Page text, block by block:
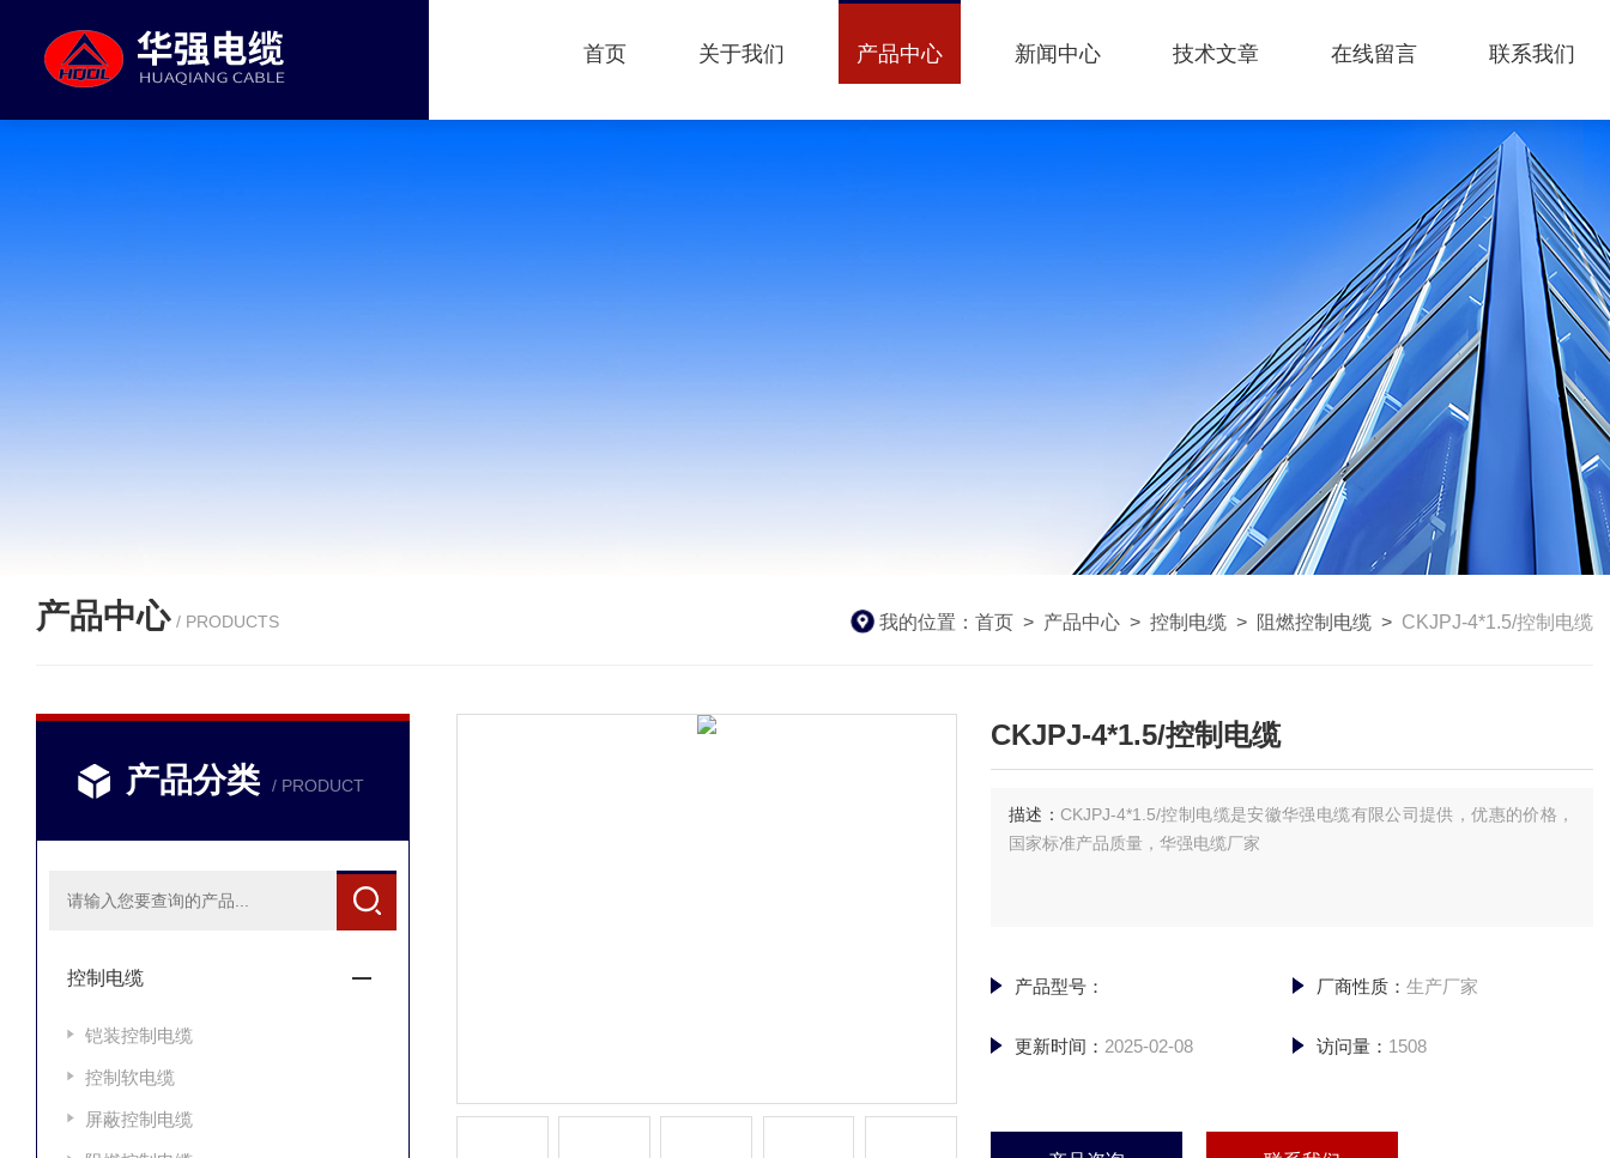
首页 关于我们 产品中心 新闻中心 技术文章 在线留言 联系我们
产品中心 / PRODUCTS 我的位置： 首页 > 产品中心 > 控制电缆 > 阻燃控制电缆 > CKJPJ-4*1.5/控制电缆
产品分类 / PRODUCT
控制电缆
铠装控制电缆
控制软电缆
屏蔽控制电缆
CKJPJ-4*1.5/控制电缆
描述：CKJPJ-4*1.5/控制电缆是安徽华强电缆有限公司提供，优惠的价格，
国家标准产品质量，华强电缆厂家
产品型号： 厂商性质： 生产厂家
更新时间： 2025-02-08 访问量： 1508